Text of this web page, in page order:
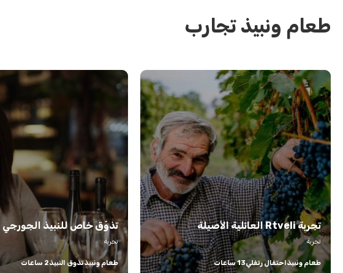
طعام ونبيذ تجارب
تجربة Rtveli العائلية الأصيلة
تجربة
طعام ونبيذاحتفال رتفلي13 ساعات
تذوّق خاص للنبيذ الجورجي
تجربة
طعام ونبيذتذوق النبيذ2 ساعات